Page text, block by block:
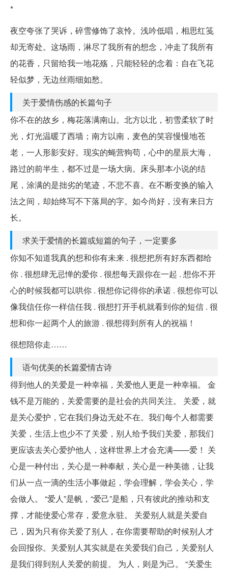
*
夜空夸张了哭诉，碎雪修饰了哀怜。浅吟低唱，相思红笺
却无寄处。这场雨，淋尽了我所有的想念，冲走了我所有
的花香，只留给我一地花殇，只能轻轻的念着：自在飞花
轻似梦，无边丝雨细如愁。
关于爱情伤感的长篇句子
你不在的故乡，梅花落满南山。北方以北，初雪柔软了时
光，灯光温暖了西墙；南方以南，麦色的笑容慢慢地苍
老，一人形影安好。现实的蝇营狗苟，心中的星辰大海，
路过的前半生，都不过是一场大病。床头那本小说的结
尾，涂满的是拙劣的笔迹，不悲不喜。在不断变换的输入
法之间，却始终写不下落局的字。如今尚好，没有来日方
长。
求关于爱情的长篇或短篇的句子，一定要多
你知不知道我真的想和你有未来 . 很想把所有好东西都给
你 . 很想肆无忌惮的爱你 . 很想每天跟你在一起 . 想你不开
心的时候我都可以哄你 . 很想你记得你的承诺 . 很想你可以
像我信任你一样信任我 . 很想打开手机就看到你的短信 . 很
想和你一起两个人的旅游 . 很想得到所有人的祝福！
很想陪你走……
语句优美的长篇爱情古诗
得到他人的关爱是一种幸福，关爱他人更是一种幸福。 金
钱不是万能的，关爱需要的是社会的共同关注。 关爱，就
是关心爱护，它在我们身边无处不在。我们每个人都需要
关爱，生活上也少不了关爱，别人给予我们关爱，那我们
更应该去关心爱护他人，这样世界上才会充满——爱！ 关
心是一种付出，关心是一种奉献，关心是一种美德，让我
们从一点一滴的生活小事做起，学会理解，学会关心，学
会做人。 “爱人”是帆，“爱己”是船，只有彼此的推动和支
撑，才能使爱心常存，爱意永驻。 关爱别人就是关爱自
己，因为只有你关爱了别人，在你需要帮助的时候别人才
会回报你。关爱别人其实就是在关爱我们自己，关爱别人
是我们得到别人关爱的前提。 为人，则是为己。 “关爱生